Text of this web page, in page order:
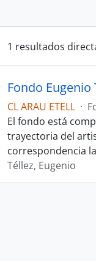
1 resultados
Fondo Eugenio
CL ARAU ETELL ·
El fondo está
trayectoria del
correspondencia
Téllez, Eugenio